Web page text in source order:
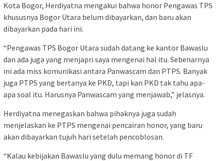
Kota Bogor, Herdiyatna mengakui bahwa honor Pengawas TPS
khususnya Bogor Utara belum dibayarkan, dan baru akan
dibayarkan pada hari ini.
“Pengawas TPS Bogor Utara sudah datang ke kantor Bawaslu
dan ada juga yang menjapri saya mengenai hal itu. Sebenarnya
ini ada miss komunikasi antara Panwascam dan PTPS. Banyak
juga PTPS yang bertanya ke PKD, tapi kan PKD tak tahu apa-
apa soal itu. Harusnya Panwascam yang menjawab,” jelasnya.
Herdiyatna menegaskan bahwa pihaknya juga sudah
menjelaskan ke PTPS mengenai pencairan honor, yang baru
akan dibayarkan tujuh hari setelah pencoblosan.
“Kalau kebijakan Bawaslu yang dulu memang honor di TF